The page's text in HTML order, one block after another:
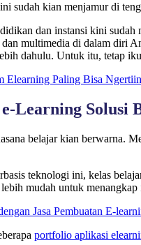
sudah kian menjamur di
dan instansi kini
multimedia di dalam diri
dahulu. Untuk itu, tetap
Elearning Paling Bisa
Learning
belajar kian berwarna.
teknologi ini, kelas
mudah untuk menangkap
Jasa Pembuatan E-
portfolio aplikasi